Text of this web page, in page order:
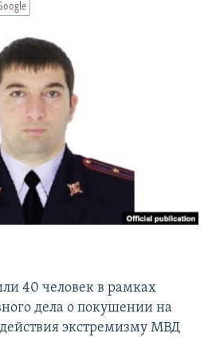
40 человек в рамках
дела о покушении на
экстремизму МВД